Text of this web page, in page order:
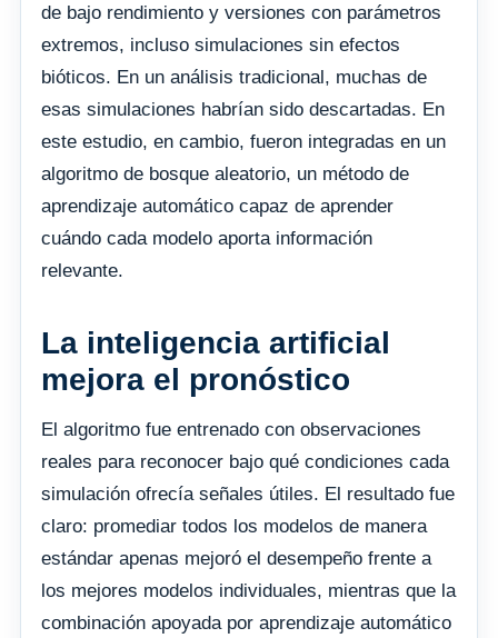
de bajo rendimiento y versiones con parámetros
extremos, incluso simulaciones sin efectos
bióticos. En un análisis tradicional, muchas de
esas simulaciones habrían sido descartadas. En
este estudio, en cambio, fueron integradas en un
algoritmo de bosque aleatorio, un método de
aprendizaje automático capaz de aprender
cuándo cada modelo aporta información
relevante.
La inteligencia artificial
mejora el pronóstico
El algoritmo fue entrenado con observaciones
reales para reconocer bajo qué condiciones cada
simulación ofrecía señales útiles. El resultado fue
claro: promediar todos los modelos de manera
estándar apenas mejoró el desempeño frente a
los mejores modelos individuales, mientras que la
combinación apoyada por aprendizaje automático